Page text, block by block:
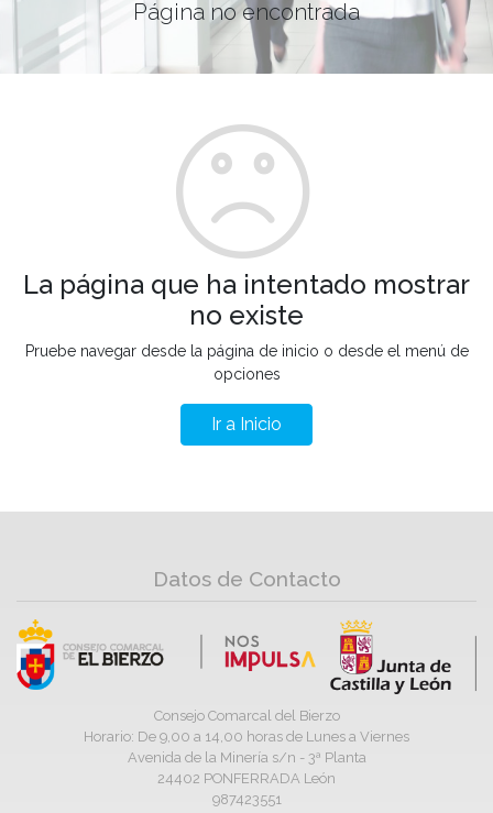
Página no encontrada
La página que ha intentado mostrar
no existe
Pruebe navegar desde la página de inicio o desde el menú de
opciones
Ir a Inicio
Datos de Contacto
Consejo Comarcal del Bierzo
Horario: De 9,00 a 14,00 horas de Lunes a Viernes
Avenida de la Minería s/n - 3ª Planta
24402 PONFERRADA León
987423551